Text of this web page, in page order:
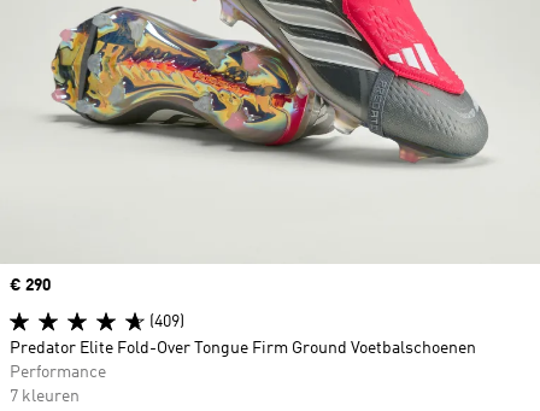
Price
€ 290
(409)
Predator Elite Fold-Over Tongue Firm Ground Voetbalschoenen
Performance
7 kleuren